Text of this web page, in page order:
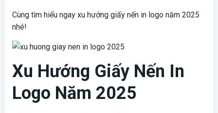
Cùng tìm hiểu ngay xu hướng giấy nến in logo năm 2025
nhé!
Xu Hướng Giấy Nến In
Logo Năm 2025